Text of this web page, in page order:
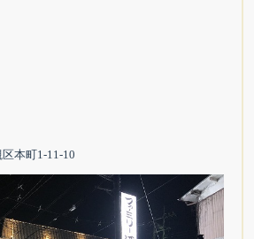
本町1‐11‐10